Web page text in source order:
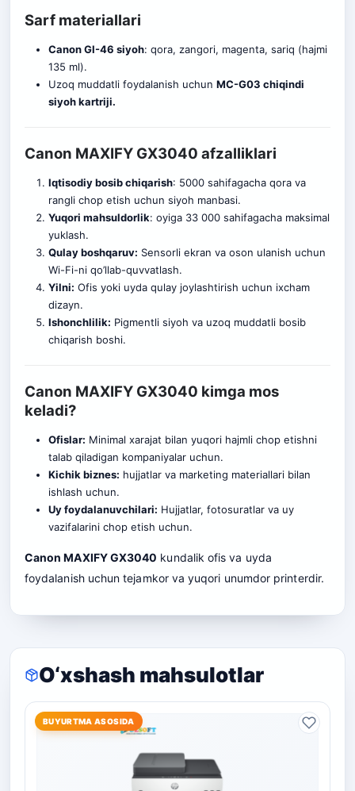
Sarf materiallari
Canon GI-46 siyoh: qora, zangori, magenta, sariq (hajmi
135 ml).
Uzoq muddatli foydalanish uchun MC-G03 chiqindi
siyoh kartriji.
Canon MAXIFY GX3040 afzalliklari
Iqtisodiy bosib chiqarish: 5000 sahifagacha qora va
rangli chop etish uchun siyoh manbasi.
Yuqori mahsuldorlik: oyiga 33 000 sahifagacha maksimal
yuklash.
Qulay boshqaruv: Sensorli ekran va oson ulanish uchun
Wi-Fi-ni qo’llab-quvvatlash.
Yilni: Ofis yoki uyda qulay joylashtirish uchun ixcham
dizayn.
Ishonchlilik: Pigmentli siyoh va uzoq muddatli bosib
chiqarish boshi.
Canon MAXIFY GX3040 kimga mos
keladi?
Ofislar: Minimal xarajat bilan yuqori hajmli chop etishni
talab qiladigan kompaniyalar uchun.
Kichik biznes: hujjatlar va marketing materiallari bilan
ishlash uchun.
Uy foydalanuvchilari: Hujjatlar, fotosuratlar va uy
vazifalarini chop etish uchun.
Canon MAXIFY GX3040 kundalik ofis va uyda
foydalanish uchun tejamkor va yuqori unumdor printerdir.
O‘xshash mahsulotlar
BUYURTMA ASOSIDA